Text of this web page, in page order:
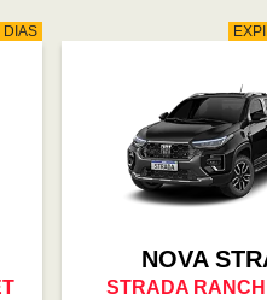
DIAS
NOVA
STRADA